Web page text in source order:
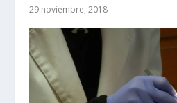
29 noviembre, 2018